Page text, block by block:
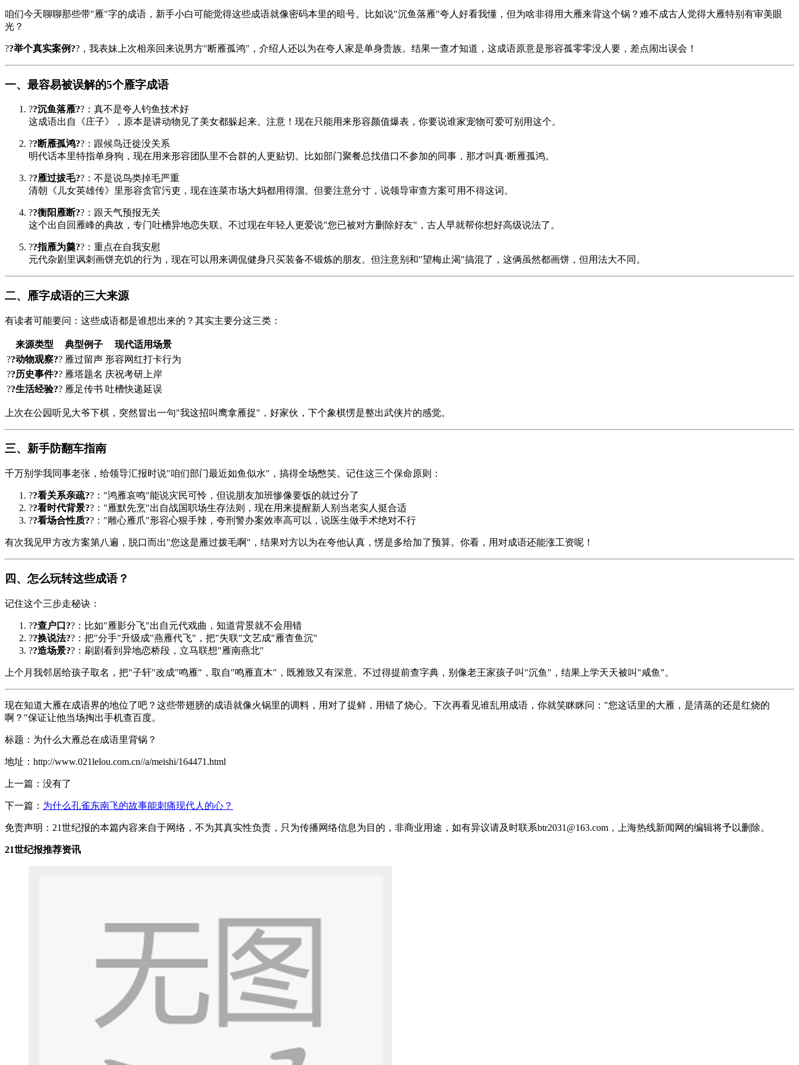
咱们今天聊聊那些带"雁"字的成语，新手小白可能觉得这些成语就像密码本里的暗号。比如说"沉鱼落雁"夸人好看我懂，但为啥非得用大雁来背这个锅？难不成古人觉得大雁特别有审美眼
光？
??举个真实案例??，我表妹上次相亲回来说男方"断雁孤鸿"，介绍人还以为在夸人家是单身贵族。结果一查才知道，这成语原意是形容孤零零没人要，差点闹出误会！
一、最容易被误解的5个雁字成语
??沉鱼落雁??：真不是夸人钓鱼技术好
这成语出自《庄子》，原本是讲动物见了美女都躲起来。注意！现在只能用来形容颜值爆表，你要说谁家宠物可爱可别用这个。
??断雁孤鸿??：跟候鸟迁徙没关系
明代话本里特指单身狗，现在用来形容团队里不合群的人更贴切。比如部门聚餐总找借口不参加的同事，那才叫真·断雁孤鸿。
??雁过拔毛??：不是说鸟类掉毛严重
清朝《 儿女英雄传》里形容贪官污吏，现在连菜市场大妈都用得溜。但要注意分寸，说领导审查方案可用不得这词。
??衡阳雁断??：跟天气预报无关
这个出自回雁峰的典故，专门吐槽异地恋失联。不过现在年轻人更爱说"您已被对方删除好友"，古人早就帮你想好高级说法了。
??指雁为羹??：重点在自我安慰
元代杂剧里讽刺画饼充饥的行为，现在可以用来调侃健身只买装备不锻炼的朋友。但注意别和"望梅止渴"搞混了，这俩虽然都画饼，但用法大不同。
二、雁字成语的三大来源
有读者可能要问：这些成语都是谁想出来的？其实主要分这三类：
来源类型 典型例子
现代适用场景
??动物观察?? 雁过留声 形容网红打卡行为
??历史事件?? 雁塔题名 庆祝考研上岸
??生活经验?? 雁足传书 吐槽快递延误
上次在公园听见大爷下棋，突然冒出一句"我这招叫鹰拿雁捉"，好家伙，下个象棋愣是整出武侠片的感觉。
三、新手防翻车指南
千万别学我同事老张，给领导汇报时说"咱们部门最近如鱼似水"，搞得全场憋笑。记住这三个保命原则：
??看关系亲疏??："鸿雁哀鸣"能说灾民可怜，但说朋友加班惨像要饭的就过分了
??看时代背景??："雁默先烹"出自战国职场生存法则，现在用来提醒新人别当老实人挺合适
??看场合性质??："雕心雁爪"形容心狠手辣，夸刑警办案效率高可以，说医生做手术绝对不行
有次我见甲方改方案第八遍，脱口而出"您这是雁过拨毛啊"，结果对方以为在夸他认真，愣是多给加了预算。你看，用对成语还能涨工资呢！
四、怎么玩转这些成语？
记住这个三步走秘诀：
??查户口??：比如"雁影分飞"出自元代戏曲，知道背景就不会用错
??换说法??：把"分手"升级成"燕雁代飞"，把"失联"文艺成"雁杳鱼沉"
??造场景??：刷剧看到异地恋桥段，立马联想"雁南燕北"
上个月我邻居给孩子取名，把"子轩"改成"鸣雁"，取自"鸣雁直木"，既雅致又有深意。不过得提前查字典，别像老王家孩子叫"沉鱼"，结果上学天天被叫"咸鱼"。
现在知道大雁在成语界的地位了吧？这些带翅膀的成语就像火锅里的调料，用对了提鲜，用错了烧心。下次再看见谁乱用成语，你就笑眯眯问："您这话里的大雁，是清蒸的还是红烧的
啊？"保证让他当场掏出手机查百度。
标题：为什么大雁总在成语里背锅？
地址：http://www.021lelou.com.cn//a/meishi/164471.html
上一篇：没有了
下一篇： 为什么孔雀东南飞的故事能刺痛现代人的心？
免责声明：21世纪报的本篇内容来自于网络，不为其真实性负责，只为传播网络信息为目的，非商业用途，如有异议请及时联系btr2031@163.com，上海热线新闻网的编辑将予以删除。
21世纪报推荐资讯